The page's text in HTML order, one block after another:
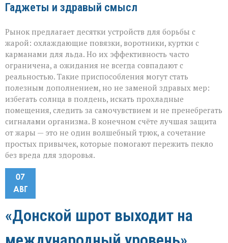
Гаджеты и здравый смысл
Рынок предлагает десятки устройств для борьбы с
жарой: охлаждающие повязки, воротники, куртки с
карманами для льда. Но их эффективность часто
ограничена, а ожидания не всегда совпадают с
реальностью. Такие приспособления могут стать
полезным дополнением, но не заменой здравых мер:
избегать солнца в полдень, искать прохладные
помещения, следить за самочувствием и не пренебрегать
сигналами организма. В конечном счёте лучшая защита
от жары — это не один волшебный трюк, а сочетание
простых привычек, которые помогают пережить пекло
без вреда для здоровья.
07
АВГ
«Донской шрот выходит на